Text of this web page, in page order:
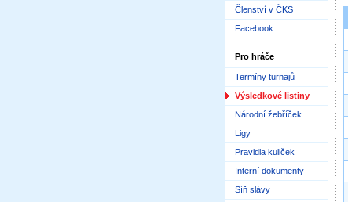
Členství v ČKS
Facebook
Pro hráče
Termíny turnajů
Výsledkové listiny
Národní žebříček
Ligy
Pravidla kuliček
Interní dokumenty
Síň slávy